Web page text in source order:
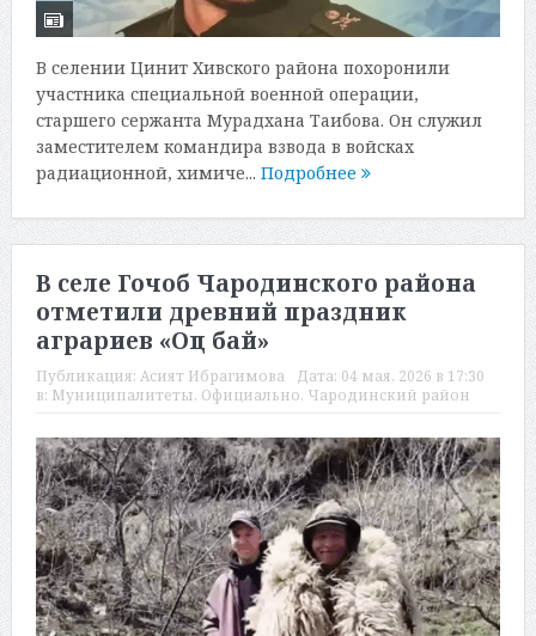
В селении Цинит Хивского района похоронили
участника специальной военной операции,
старшего сержанта Мурадхана Таибова. Он служил
заместителем командира взвода в войсках
радиационной, химиче... Подробнее
В селе Гочоб Чародинского района
отметили древний праздник
аграриев «Оц бай»
Публикация: Асият Ибрагимова Дата: 04 мая, 2026 в 17:30
в: Муниципалитеты, Официально, Чародинский район